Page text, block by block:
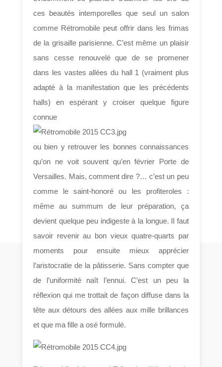
ces beautés intemporelles que seul un salon
comme Rétromobile peut offrir dans les frimas
de la grisaille parisienne. C’est même un plaisir
sans cesse renouvelé que de se promener
dans les vastes allées du hall 1 (vraiment plus
adapté à la manifestation que les précédents
halls) en espérant y croiser quelque figure
connue
ou bien y retrouver les bonnes connaissances
qu’on ne voit souvent qu’en février Porte de
Versailles. Mais, comment dire ?… c’est un peu
comme le saint-honoré ou les profiteroles :
même au summum de leur préparation, ça
devient quelque peu indigeste à la longue. Il faut
savoir revenir au bon vieux quatre-quarts par
moments pour ensuite mieux apprécier
l’aristocratie de la pâtisserie. Sans compter que
de l’uniformité naît l’ennui. C’est un peu la
réflexion qui me trottait de façon diffuse dans la
tête aux détours des allées aux mille brillances
et que ma fille a osé formulé.